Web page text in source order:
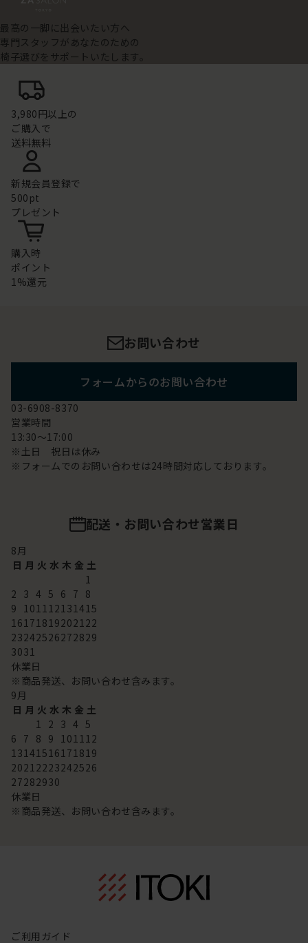
最高の一脚に出会いたい方へ
専門スタッフがあなたのための
椅子選びをサポートいたします。
3,980円以上の
ご購入で
送料無料
新規会員登録で
500pt
プレゼント
購入時
ポイント
1%還元
お問い合わせ
フォームからのお問い合わせ
03-6908-8370
営業時間
13:30～17:00
※土日 祝日は休み
※フォームでのお問い合わせは24時間対応しております。
配送・お問い合わせ営業日
8月
日 月 火 水 木 金 土
1
2 3 4 5 6 7 8
9 101112131415
16171819202122
23242526272829
3031
休業日
※商品発送、お問い合わせ含みます。
9月
日 月 火 水 木 金 土
1 2 3 4 5
6 7 8 9 101112
13141516171819
20212223242526
27282930
休業日
※商品発送、お問い合わせ含みます。
ご利用ガイド